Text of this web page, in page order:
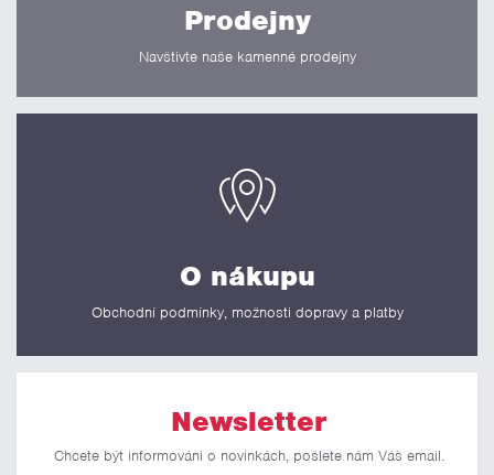
Prodejny
Navštivte naše kamenné prodejny
O nákupu
Obchodní podmínky, možnosti dopravy a platby
Newsletter
Chcete být informováni o novinkách, pošlete nám Váš email.